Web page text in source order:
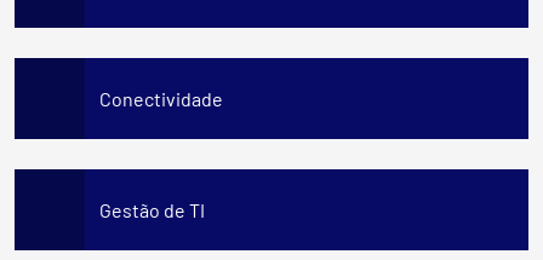
Conectividade
Gestão de TI